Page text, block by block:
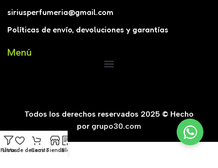
siriusperfumeria@gmail.com
Políticas de envío, devoluciones y garantías
Menú
Todos los derechos reservados 2025 © Hecho
por grupo30.com
Filtros
Lista de deseos
CarritoTiendaBlog